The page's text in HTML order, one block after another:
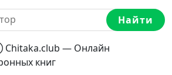
Найти
— Онлайн
книг